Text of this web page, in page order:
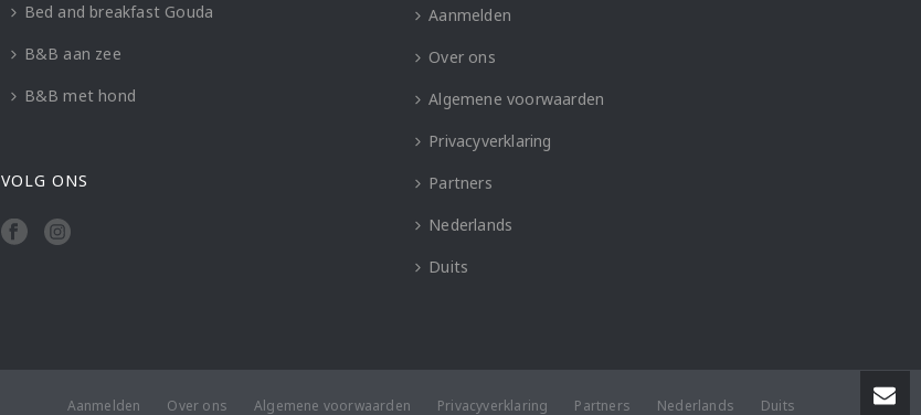
Bed and breakfast Gouda
B&B aan zee
B&B met hond
VOLG ONS
Aanmelden
Over ons
Algemene voorwaarden
Privacyverklaring
Partners
Nederlands
Duits
Aanmelden Over ons Algemene voorwaarden Privacyverklaring Partners Nederlands Duits